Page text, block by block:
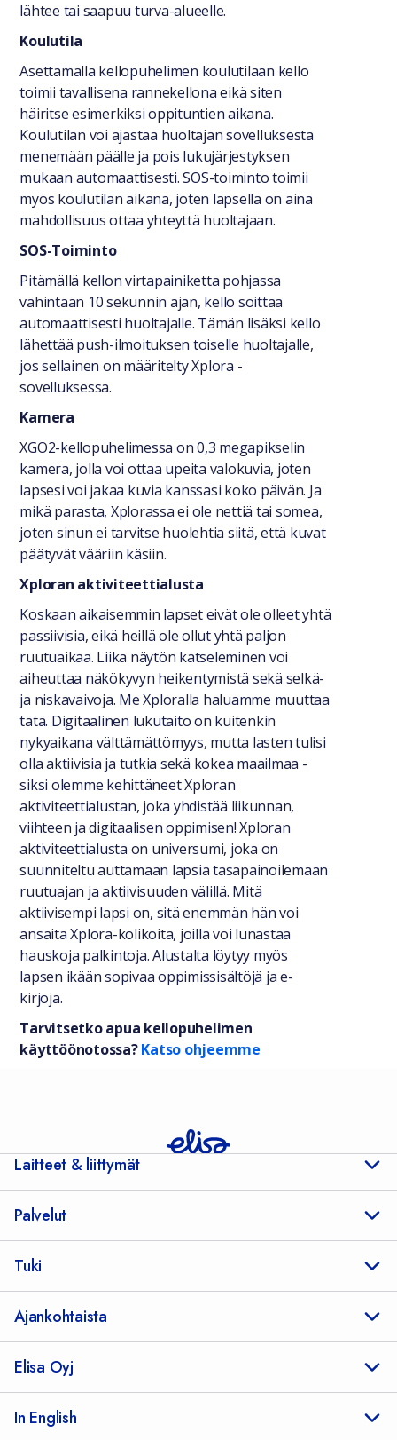
lähtee tai saapuu turva-alueelle.
Koulutila
Asettamalla kellopuhelimen koulutilaan kello
toimii tavallisena rannekellona eikä siten
häiritse esimerkiksi oppituntien aikana.
Koulutilan voi ajastaa huoltajan sovelluksesta
menemään päälle ja pois lukujärjestyksen
mukaan automaattisesti. SOS-toiminto toimii
myös koulutilan aikana, joten lapsella on aina
mahdollisuus ottaa yhteyttä huoltajaan.
SOS-Toiminto
Pitämällä kellon virtapainiketta pohjassa
vähintään 10 sekunnin ajan, kello soittaa
automaattisesti huoltajalle. Tämän lisäksi kello
lähettää push-ilmoituksen toiselle huoltajalle,
jos sellainen on määritelty Xplora -
sovelluksessa.
Kamera
XGO2-kellopuhelimessa on 0,3 megapikselin
kamera, jolla voi ottaa upeita valokuvia, joten
lapsesi voi jakaa kuvia kanssasi koko päivän. Ja
mikä parasta, Xplorassa ei ole nettiä tai somea,
joten sinun ei tarvitse huolehtia siitä, että kuvat
päätyvät vääriin käsiin.
Xploran aktiviteettialusta
Koskaan aikaisemmin lapset eivät ole olleet yhtä
passiivisia, eikä heillä ole ollut yhtä paljon
ruutuaikaa. Liika näytön katseleminen voi
aiheuttaa näkökyvyn heikentymistä sekä selkä-
ja niskavaivoja. Me Xploralla haluamme muuttaa
tätä. Digitaalinen lukutaito on kuitenkin
nykyaikana välttämättömyys, mutta lasten tulisi
olla aktiivisia ja tutkia sekä kokea maailmaa -
siksi olemme kehittäneet Xploran
aktiviteettialustan, joka yhdistää liikunnan,
viihteen ja digitaalisen oppimisen! Xploran
aktiviteettialusta on universumi, joka on
suunniteltu auttamaan lapsia tasapainoilemaan
ruutuajan ja aktiivisuuden välillä. Mitä
aktiivisempi lapsi on, sitä enemmän hän voi
ansaita Xplora-kolikoita, joilla voi lunastaa
hauskoja palkintoja. Alustalta löytyy myös
lapsen ikään sopivaa oppimissisältöjä ja e-
kirjoja.
Tarvitsetko apua kellopuhelimen
käyttöönotossa?Katso ohjeemme
Laitteet & liittymät
Palvelut
Tuki
Ajankohtaista
Elisa Oyj
In English